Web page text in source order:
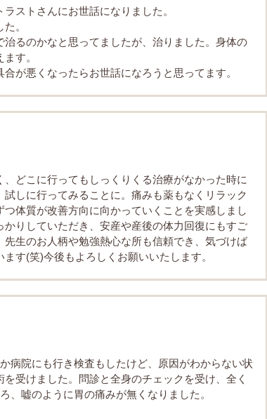
ストさんにお世話になりました。
。
るのかなと思ってましたが、治りました。身体の
す。
が悪くなったらお世話になろうと思ってます。
どこに行ってもしっくりくる治療がなかった時に
しに行ってみることに。痛みも薬もなくリラック
体質が改善方向に向かっていくことを実感しまし
りしていただき、安産や産後の体力回復にもすご
先生のお人柄や勉強熱心な所も信頼でき、気づけば
す(笑)今後もよろしくお願いいたします。
病院にも行き検査もしたけど、原因がわからない状
受けました。問診と全身のチェックを受け、全く
、嘘のように胃の痛みが無くなりました。